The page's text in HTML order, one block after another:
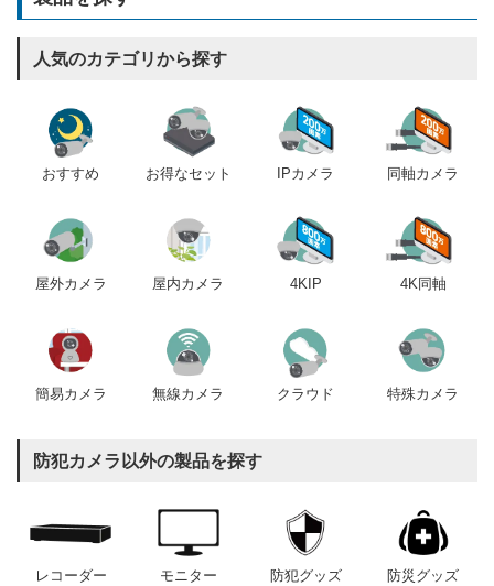
人気のカテゴリから探す
おすすめ お得なセット IPカメラ 同軸カメラ
屋外カメラ 屋内カメラ 4KIP 4K同軸
簡易カメラ 無線カメラ クラウド 特殊カメラ
防犯カメラ以外の製品を探す
レコーダー モニター 防犯グッズ 防災グッズ